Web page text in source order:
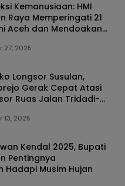
Kemanusiaan: HMI
Raya Memperingati 21
Aceh dan Mendoakan
27, 2025
Longsor Susulan,
Gerak Cepat Atasi
Ruas Jalan Tridadi-
13, 2025
Kendal 2025, Bupati
Pentingnya
Hadapi Musim Hujan